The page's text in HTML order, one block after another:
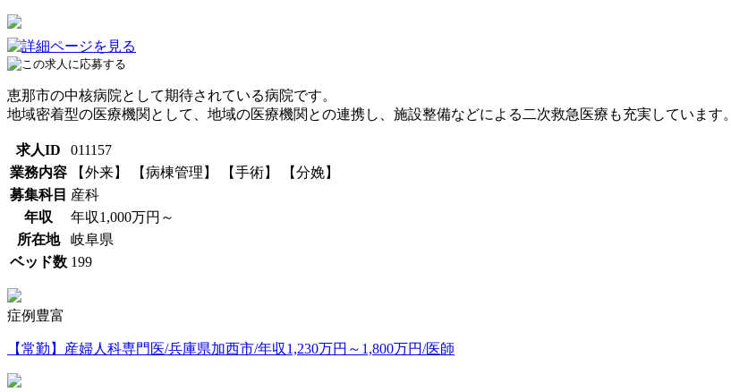
恵那市の中核病院として期待されている病院です。
地域密着型の医療機関として、地域の医療機関との連携し、施設整備などによる二次救急医療も充実しています。
求人ID
011157
業務内容
【外来】 【病棟管理】 【手術】 【分娩】
募集科目 産科
年収
年収1,000万円～
所在地
岐阜県
ベッド数 199
症例豊富
【常勤】産婦人科専門医/兵庫県加西市/年収1,230万円～1,800万円/医師